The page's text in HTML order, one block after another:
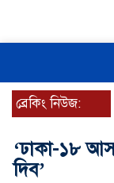
ব্রেকিং নিউজ:
‘ঢাকা-১৮
দিব’